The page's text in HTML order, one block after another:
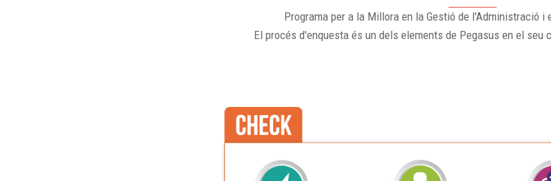
Programa per a la Millora en la Gestió de l'Administració i
El procés d'enquesta és un dels elements de Pegasus en el seu